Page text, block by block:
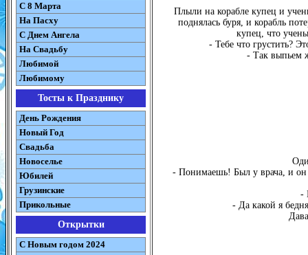
С 8 Марта
На Пасху
C Днем Ангела
На Свадьбу
Любимой
Любимому
Тосты к Празднику
День Рождения
Новый Год
Свадьба
Новоселье
Юбилей
Грузинские
Прикольные
Открытки
С Новым годом 2024
Плыли на корабле купец и
поднялась буря, и корабль
купец, что
- Тебе что грустить?
- Так выпьем
- Понимаешь! Был у врача, и
-
- Да какой я